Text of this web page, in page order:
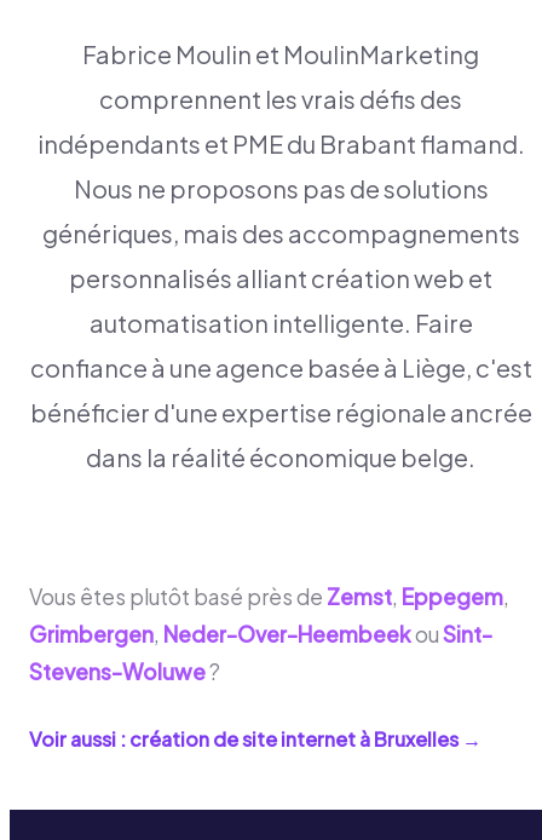
Fabrice Moulin et MoulinMarketing
comprennent les vrais défis des
indépendants et PME du Brabant flamand.
Nous ne proposons pas de solutions
génériques, mais des accompagnements
personnalisés alliant création web et
automatisation intelligente. Faire
confiance à une agence basée à Liège, c'est
bénéficier d'une expertise régionale ancrée
dans la réalité économique belge.
Vous êtes plutôt basé près de Zemst, Eppegem,
Grimbergen, Neder-Over-HeembeekouSint-
Stevens-Woluwe?
Voir aussi : création de site internet àBruxelles→